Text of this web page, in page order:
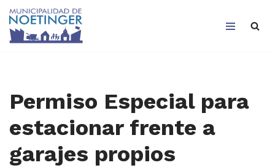
Saltar
Permiso Especial para
estacionar frente a
garajes propios